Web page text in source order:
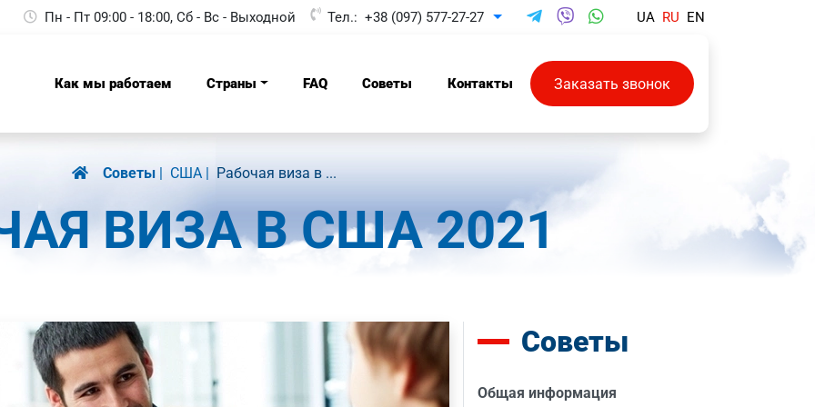
Пн - Пт 09:00 - 18:00, Сб - Вс - Выходной Тел.: +38 (097) 577-27-27 Toggle Dropdown UA RU EN
Как мы работаем Страны FAQ Советы Контакты Заказать звонок
Советы США Рабочая виза в ...
ВИЗА В США 2021
Советы
Общая информация